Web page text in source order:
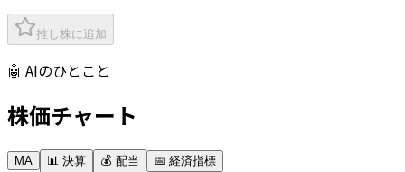
推し株に追加
🤖 AIのひとこと
株価チャート
MA 📊 決算 💰 配当
📅 経済指標